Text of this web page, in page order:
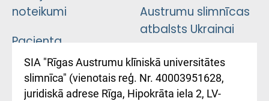
noteikumi
Pacienta
atsauksmju/sūdzību
iesniegšanas
kārtība
Austrumu slimnīcas
atbalsts Ukrainai
Підтримка Східної
лікарні та співпраця з
Україною
SIA "Rīgas Austrumu klīniskā universitātes
slimnīca" (vienotais reģ. Nr. 40003951628,
juridiskā adrese Rīga, Hipokrāta iela 2, LV-